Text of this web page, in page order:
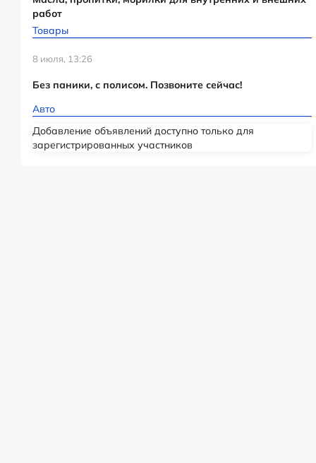
работ
Товары
8 июля, 13:26
Без паники, с полисом. Позвоните сейчас!
Авто
Добавление объявлений доступно только для
зарегистрированных участников